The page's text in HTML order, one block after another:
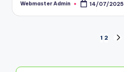
Posted
Webmaster Admin 14/07/2025
1 2